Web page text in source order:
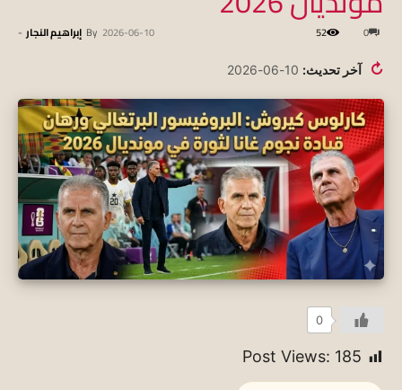
By إبراهيم النجار - 2026-06-10 0
52
↻ آخر تحديث: 10-06-2026
0
Post Views: 185